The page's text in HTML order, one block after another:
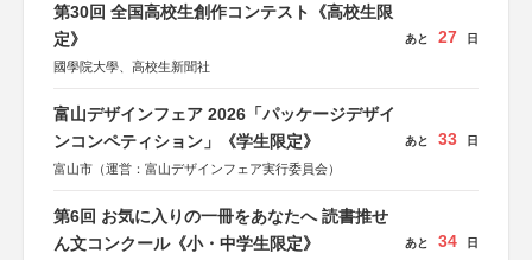
第30回 全国高校生創作コンテスト《高校生限
定》
國學院大學、高校生新聞社
あと 27 日
富山デザインフェア 2026「パッケージデザイ
ンコンペティション」《学生限定》
富山市（運営：富山デザインフェア実行委員会）
あと 33 日
第6回 お気に入りの一冊をあなたへ 読書推せ
ん文コンクール《小・中学生限定》
あと 34 日